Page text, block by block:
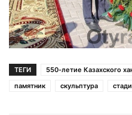
ТЕГИ 550-летие Казахского
памятник
скульптура